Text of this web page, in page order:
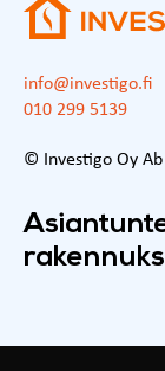
info@investigo.fi
010 299 5139
© Investigo Oy